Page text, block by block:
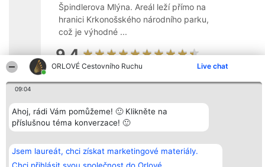
ORLOVÉ Cestovního Ruchu Live chat
09:04
Ahoj, rádi Vám pomůžeme! 🙂 Klikněte na
příslušnou téma konverzace! 🙂
Jsem laureát, chci získat marketingové materiály.
Špindlerova Mlýna. Areál leží přímo na
hranici Krkonošského národního parku,
což je výhodné ...
9.4
Bright Side Solutions sp. z o.
o. sp. k.
ul. Ruska 22
Wrocław 50-079
381313360 | NIP 8943132676
Vítězové
Seznam všech
laureátů
Zásady
Zásady
Kontakt